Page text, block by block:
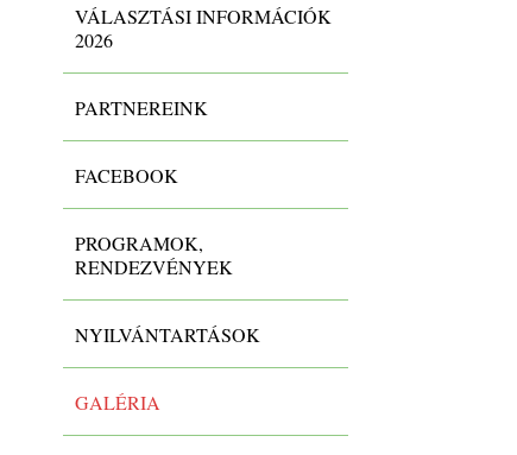
VÁLASZTÁSI INFORMÁCIÓK
2026
PARTNEREINK
FACEBOOK
PROGRAMOK,
RENDEZVÉNYEK
NYILVÁNTARTÁSOK
GALÉRIA